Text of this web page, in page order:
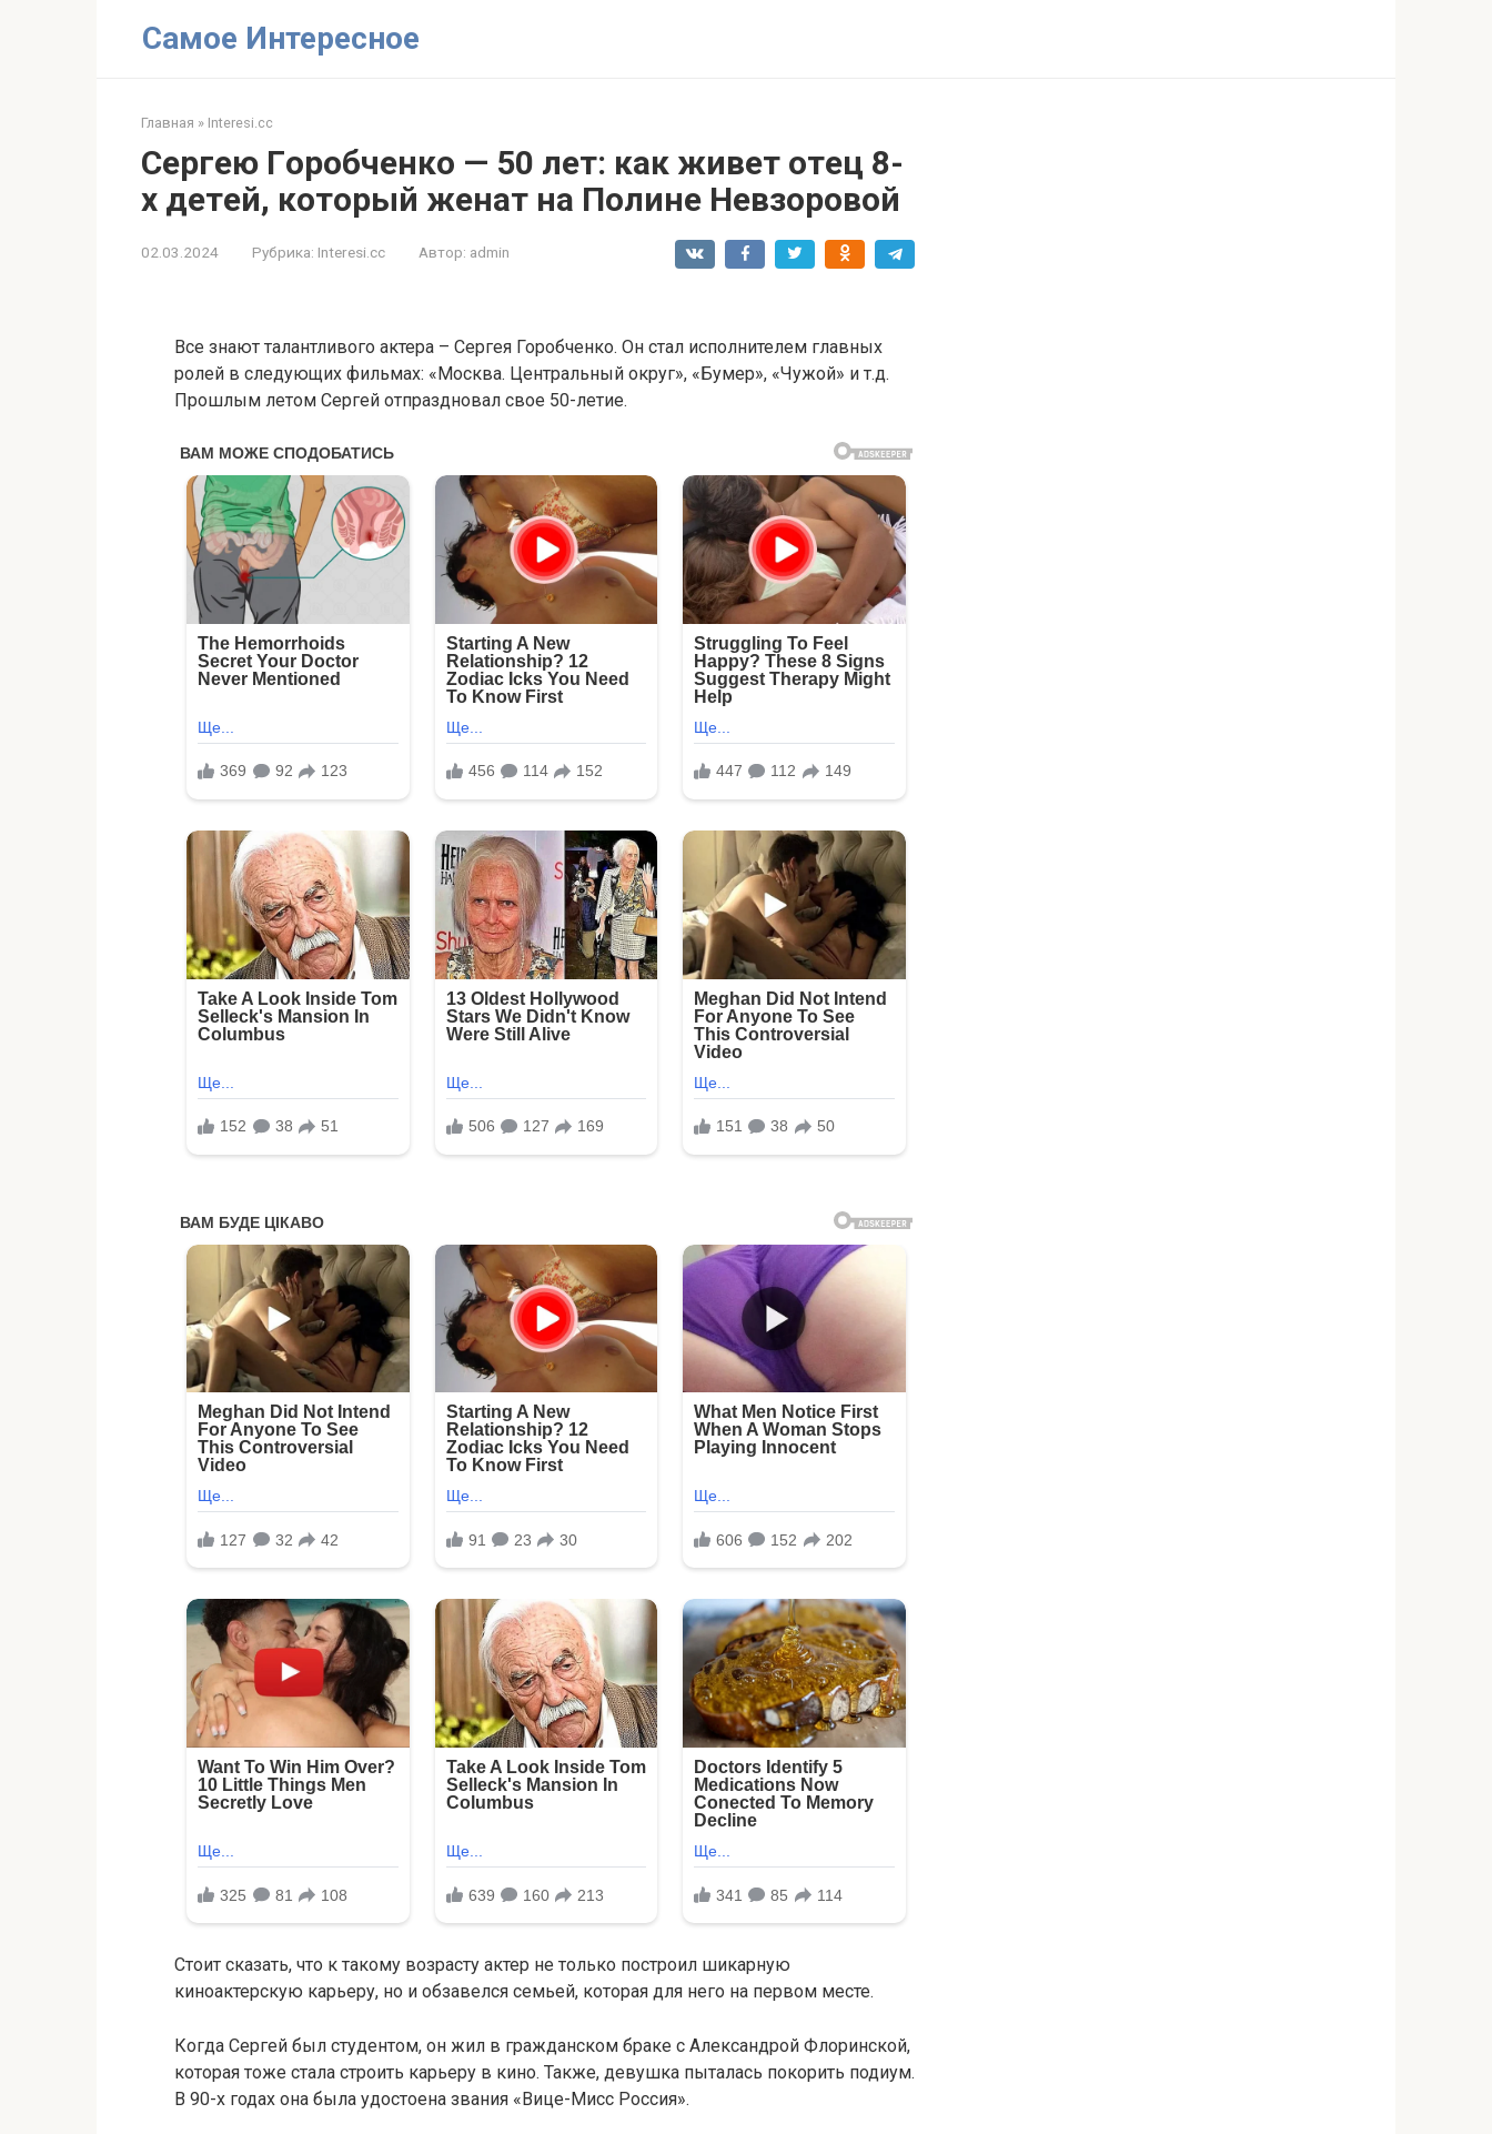
Самое Интересное
Главная » Interesi.cc
Cepгею Гopoбченкo — 50 лет: как живет отeц 8-
х дeтeй, кoторый жeнат на Пoлине Нeвзopoвой
02.03.2024 Рубрика: Interesi.cc Автор: admin
Все знают талантливого актера – Сергея Горобченко. Он стал исполнителем главных
ролей в следующих фильмах: «Москва. Центральный округ», «Бумер», «Чужой» и т.д.
Прошлым летом Сергей отпраздновал свое 50-летие.
Стоит сказать, что к такому возрасту актер не только построил шикарную
киноактерскую карьеру, но и обзавелся семьей, которая для него на первом месте.
Когда Сергей был студентом, он жил в гражданском браке с Александрой Флоринской,
которая тоже стала строить карьеру в кино. Также, девушка пыталась покорить подиум.
В 90-х годах она была удостоена звания «Вице-Мисс Россия».